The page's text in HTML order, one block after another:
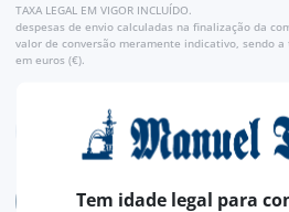
TAXA LEGAL EM VIGOR INCLUÍDO.
despesas de envio calculadas na finalização da
valor de conversão meramente indicativo, sendo
em euros (€).
Tem idade legal para